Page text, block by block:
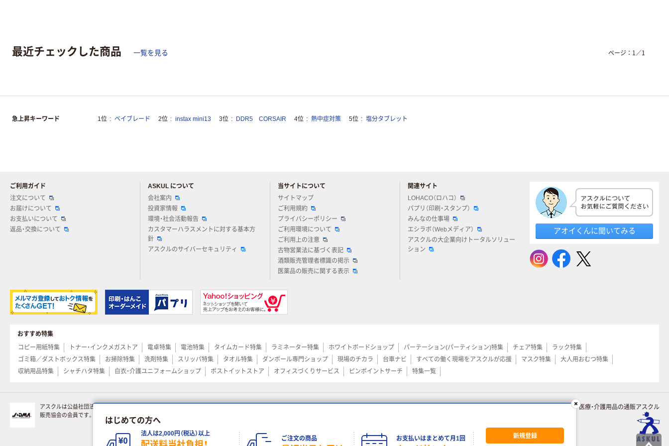
はじめての方へ
法人は2,000円（税込）以上
ご注文の商品 お支払いはまとめて月1回 新規登録
最近チェックした商品 一覧を見る ページ： 1 ／1
急上昇キーワード 1位 ベイブレード 2位 instax mini13 3位 DDR5 CORSAIR 4位 熱中症対策 5位 塩分タブレット
ご利用ガイド
注文について
お届けについて
お支払いについて
返品・交換について
ASKUL について
会社案内
投資家情報
環境・社会活動報告
カスタマーハラスメントに対する基本方
針
アスクルのサイバーセキュリティ
当サイトについて
サイトマップ
ご利用規約
プライバシーポリシー
ご利用環境について
ご利用上の注意
古物営業法に基づく表記
酒類販売管理者標識の掲示
医薬品の販売に関する表示
関連サイト
LOHACO（ロハコ）
パプリ（印刷・スタンプ）
みんなの仕事場
エシラボ（Webメディア）
アスクルの大企業向けトータルソリュー
ション
アオイくんに聞いてみる
おすすめ特集
コピー用紙特集
トナー・インクメガストア 電卓特集 電池特集 タイムカード特集 ラミネーター特集 ホワイトボードショップ パーテーション(パーティション)特集 チェア特集
ラック特集
ゴミ箱／ダストボックス特集
お掃除特集 洗剤特集 スリッパ特集 タオル特集 ダンボール専門ショップ 現場のチカラ 台車ナビ すべての働く現場をアスクルが応援 マスク特集
大人用おむつ特集
収納用品特集
シャチハタ特集 白衣・介護ユニフォームショップ ポストイットストア オフィスづくりサービス ピンポイントサーチ 特集一覧
アスクルは公益社団法人日本通信
販売協会の会員です。
ます。
オフィス・現場用品／医療・介護用品の通販アスクル